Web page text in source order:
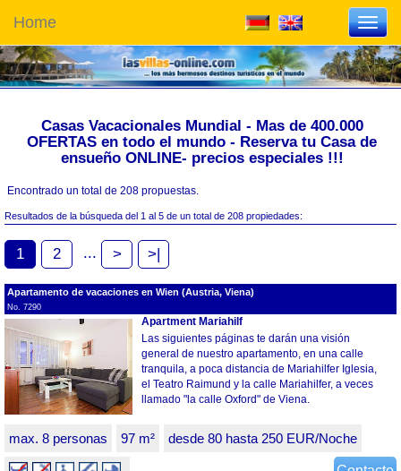
Home
Casas Vacacionales Mundial - Mas de 400.000
OFERTAS en todo el mundo - Reserva tu Casa de
ensueño ONLINE- precios especiales !!!
Encontrado un total de 208 propuestas.
Resultados de la búsqueda del 1 al 5 de un total de 208 propiedades:
1 2 ... > >|
Apartamento de vacaciones en Wien (Austria, Viena)
No. 7290
Apartment Mariahilf
Las siguientes páginas te darán una visión
general de nuestro apartamento, en una calle
tranquila, a poca distancia de Mariahilfer Iglesia,
el Teatro Raimund y la calle Mariahilfer, a veces
llamado "la calle Oxford" de Viena.
max. 8 personas 97 m² desde 80 hasta 250 EUR/Noche